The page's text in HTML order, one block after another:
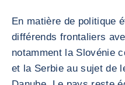
En matière de politique
différends frontaliers
notamment la Slovénie
et la Serbie au sujet de